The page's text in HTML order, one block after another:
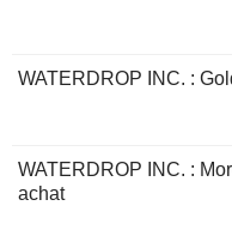
WATERDROP INC. :
WATERDROP INC. :
achat